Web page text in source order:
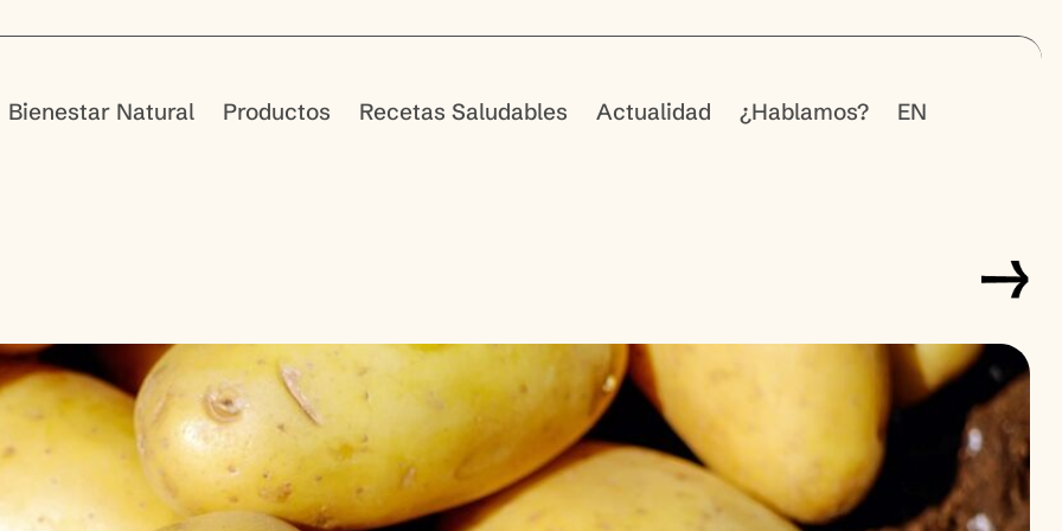
Bienestar Natural Productos Recetas Saludables Actualidad ¿Hablamos? EN